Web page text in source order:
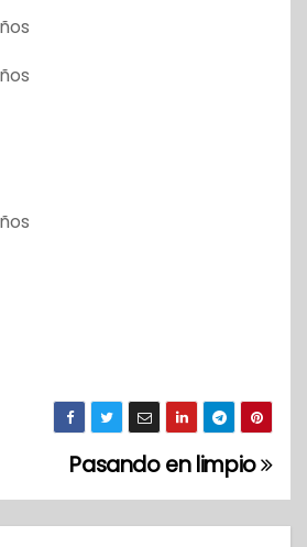
Pasando en limpio